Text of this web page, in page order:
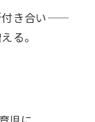
付き合い——
る。